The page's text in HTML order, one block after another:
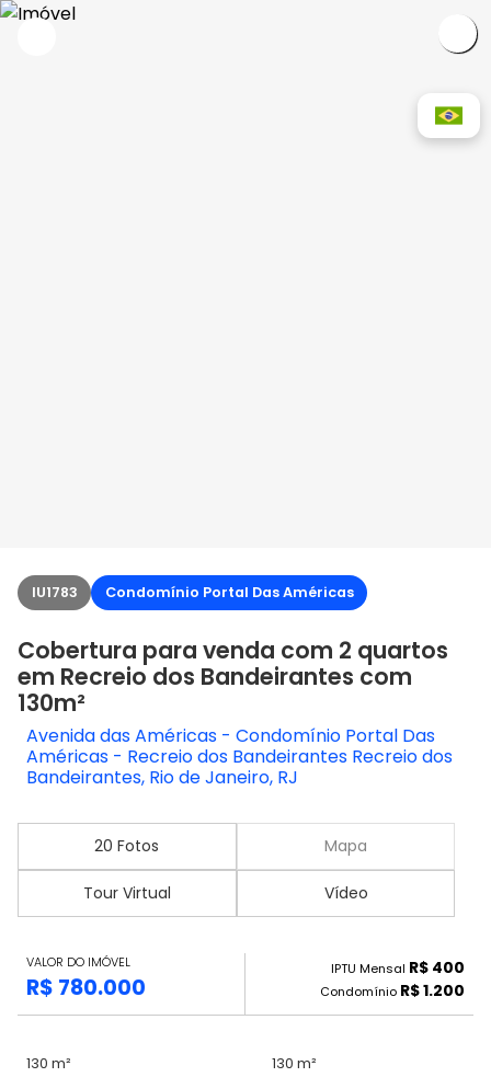
IU1783 Condomínio Portal Das Américas
Cobertura para venda com 2 quartos
em Recreio dos Bandeirantes com
130m²
Avenida das Américas - Condomínio Portal Das
Américas - Recreio dos Bandeirantes Recreio dos
Bandeirantes, Rio de Janeiro, RJ
20 Fotos Mapa
Tour Virtual Vídeo
VALOR DO IMÓVEL
R$ 780.000
IPTU Mensal R$ 400
Condomínio R$ 1.200
130 m²
130 m²